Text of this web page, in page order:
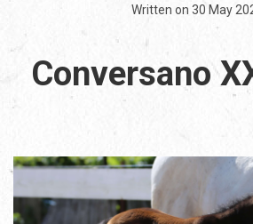
Written on 30 May
Conversano